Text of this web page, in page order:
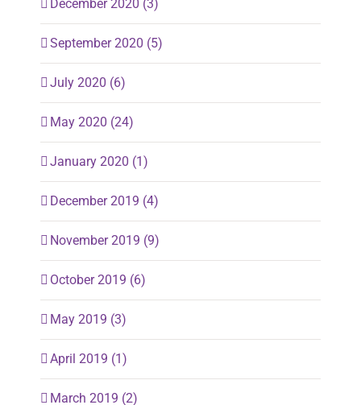
December 2020 (3)
September 2020 (5)
July 2020 (6)
May 2020 (24)
January 2020 (1)
December 2019 (4)
November 2019 (9)
October 2019 (6)
May 2019 (3)
April 2019 (1)
March 2019 (2)